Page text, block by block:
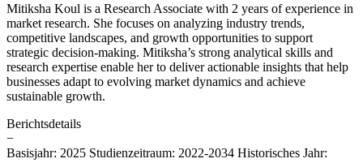
Mitiksha Koul is a Research Associate with 2 years of experience in
market research. She focuses on analyzing industry trends,
competitive landscapes, and growth opportunities to support
strategic decision-making. Mitiksha’s strong analytical skills and
research expertise enable her to deliver actionable insights that help
businesses adapt to evolving market dynamics and achieve
sustainable growth.
Berichtsdetails
−
Basisjahr: 2025 Studienzeitraum: 2022-2034 Historisches Jahr: